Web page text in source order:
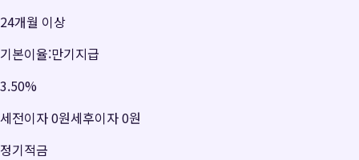
24개월 이상
기본이율:만기지급
3.50%
세전이자0원세후이자0원
정기적금